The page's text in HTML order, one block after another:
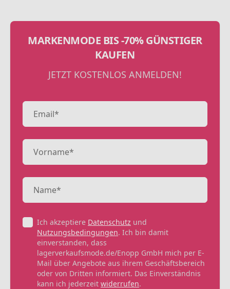
MARKENMODE BIS -70% GÜNSTIGER
KAUFEN
JETZT KOSTENLOS ANMELDEN!
Ich akzeptiere Datenschutz und
Nutzungsbedingungen. Ich bin damit
einverstanden, dass
lagerverkaufsmode.de/Enopp GmbH mich per E-
Mail über Angebote aus ihrem Geschäftsbereich
oder von Dritten informiert. Das Einverständnis
kann ich jederzeit widerrufen.